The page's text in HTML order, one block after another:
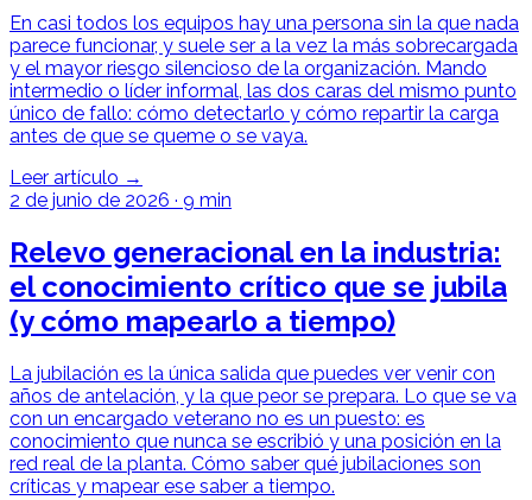
En casi todos los equipos hay una persona sin la que nada
parece funcionar, y suele ser a la vez la más sobrecargada
y el mayor riesgo silencioso de la organización. Mando
intermedio o líder informal, las dos caras del mismo punto
único de fallo: cómo detectarlo y cómo repartir la carga
antes de que se queme o se vaya.
Leer artículo →
2 de junio de 2026 · 9 min
Relevo generacional en la industria:
el conocimiento crítico que se jubila
(y cómo mapearlo a tiempo)
La jubilación es la única salida que puedes ver venir con
años de antelación, y la que peor se prepara. Lo que se va
con un encargado veterano no es un puesto: es
conocimiento que nunca se escribió y una posición en la
red real de la planta. Cómo saber qué jubilaciones son
críticas y mapear ese saber a tiempo.